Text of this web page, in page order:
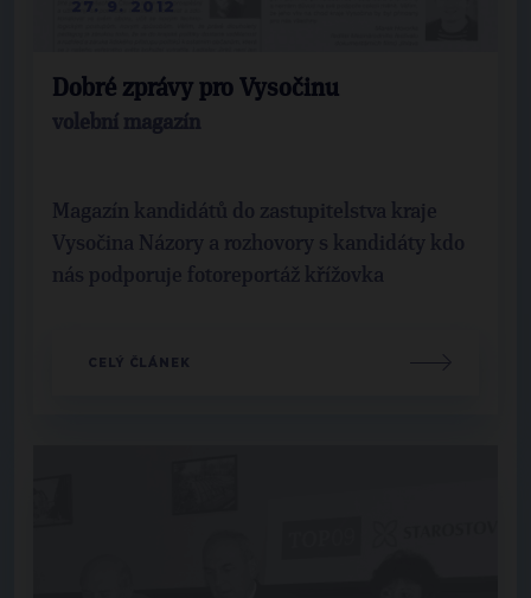
Dobré zprávy pro Vysočinu
volební magazín
Magazín kandidátů do zastupitelstva kraje
Vysočina Názory a rozhovory s kandidáty kdo
nás podporuje fotoreportáž křížovka
CELÝ ČLÁNEK